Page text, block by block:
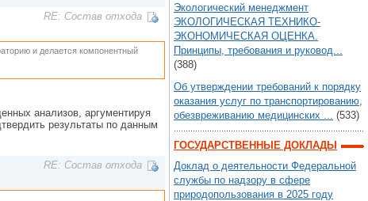
RE: Состав отхода
и делается компонентный
анализов, аргументируя
результаты по данным
RE: Состав отхода
Экологический менеджмент
ЭКОЛОГИЧЕСКАЯ ТЕХНИКО-
ЭКОНОМИЧЕСКАЯ ОЦЕНКА.
Принципы, требования и руковод...
(388)
Об утверждении требований к порядку
оказания услуг по транспортированию,
обезвреживанию медицинских ... (533)
ГОСУДАРСТВЕННЫЕ ДОКЛАДЫ
Доклад о деятельности Федеральной
службы по надзору в сфере
природопользования в 2025 году